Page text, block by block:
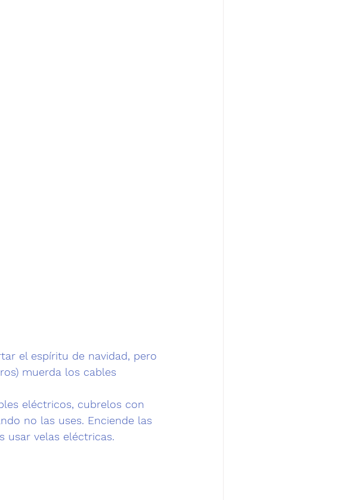
el espíritu de navidad, pero
muerda los cables
eléctricos, cubrelos con
no las uses. Enciende las
usar velas eléctricas.